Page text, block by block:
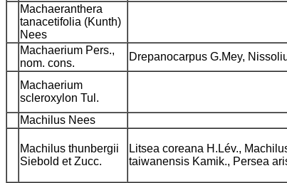
Machaeranthera
tanacetifolia (Kunth)
Nees
Machaerium Pers.,
nom. cons.
Drepanocarpus G.Mey,
Machaerium
scleroxylon Tul.
Machilus Nees
Machilus thunbergii
Siebold et Zucc.
Litsea coreana H.Lév.,
taiwanensis Kamik., Persea